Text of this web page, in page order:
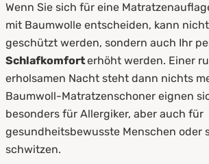
Wenn Sie sich für eine
mit Baumwolle entscheiden, kann
geschützt werden, sondern auch Ihr
Schlafkomforterhöht werden. Einer
erholsamen Nacht steht dann nichts
Baumwoll-Matratzenschoner eignen
besonders für Allergiker, aber auch für
gesundheitsbewusste Menschen oder
schwitzen.